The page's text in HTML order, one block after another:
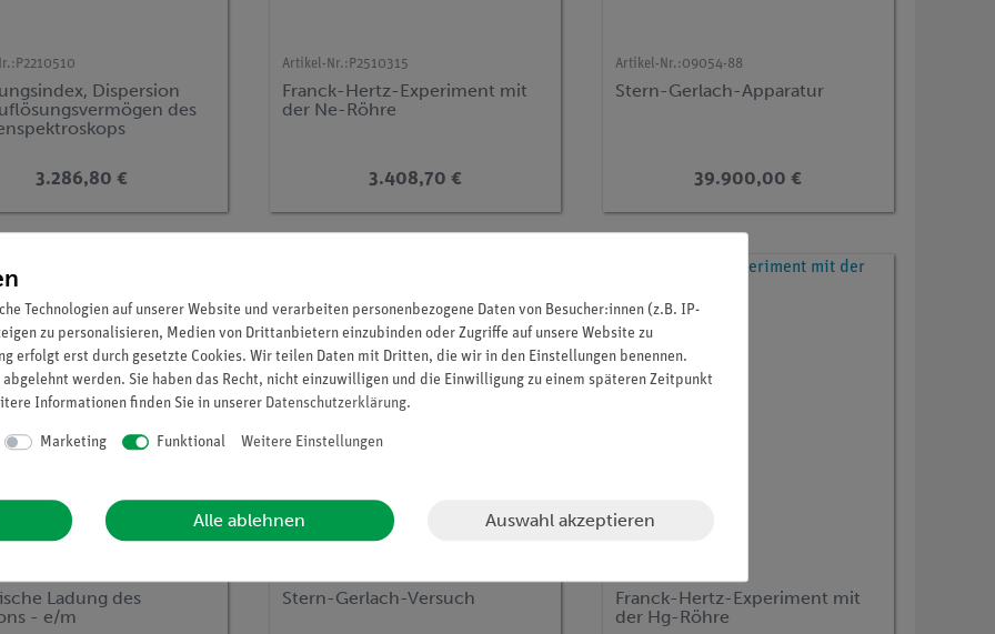
P2210510
Dispersion
des
3.286,80 €
Artikel-Nr.: P2510315
Franck-Hertz-Experiment mit
der Ne-Röhre
3.408,70 €
Artikel-Nr.:09054-88
Stern-Gerlach-Apparatur
39.900,00 €
Ladung des
- e/m
Stern-Gerlach-Versuch
Franck-Hertz-Experiment mit
der Hg-Röhre
Technologien auf unserer Website und verarbeiten personenbezogene Daten von Besucher:innen (z.B. IP-
zu personalisieren, Medien von Drittanbietern einzubinden oder Zugriffe auf unsere Website zu
erfolgt erst durch gesetzte Cookies. Wir teilen Daten mit Dritten, die wir in den Einstellungen benennen.
werden. Sie haben das Recht, nicht einzuwilligen und die Einwilligung zu einem späteren Zeitpunkt
Informationen finden Sie in unserer Daten­schutz­erklärung.
Marketing Funktional Weitere Einstellungen
Alle ablehnen Auswahl akzeptieren